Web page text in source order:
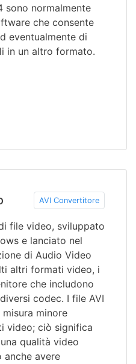
sono normalmente
che consente
eventualmente di
in un altro formato.
AVI Convertitore
file video, sviluppato
e lanciato nel
di Audio Video
altri formati video, i
che includono
codec. I file AVI
minore
video; ciò significa
qualità video
anche avere